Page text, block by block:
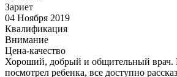
Зариет
04 Ноября 2019
Квалификация
Внимание
Цена-качество
Хороший, добрый и общительный
посмотрел ребенка, все доступно